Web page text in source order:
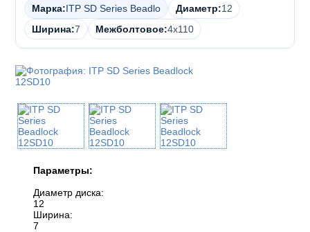
Марка:ITP SD Series Beadlo Диаметр:12
Ширина:7 Межболтовое:4x110
Параметры:
Диаметр диска:
12
Ширина:
7